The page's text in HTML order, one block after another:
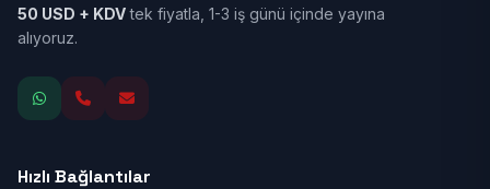
50 USD + KDVtek fiyatla, 1-3 iş günü içinde yayına
alıyoruz.
Hızlı Bağlantılar